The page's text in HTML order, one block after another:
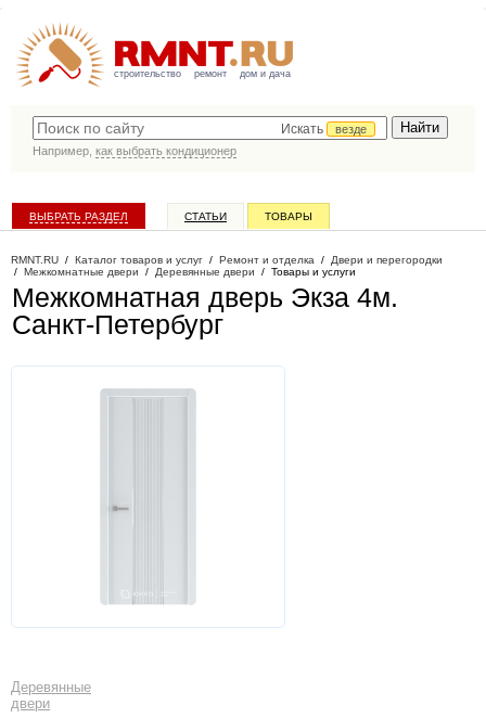
строительство ремонт дом и дача
Искать
везде
Например, как выбрать кондиционер
ВЫБРАТЬ РАЗДЕЛ СТАТЬИ ТОВАРЫ
RMNT.RU / Каталог товаров и услуг / Ремонт и отделка / Двери и перегородки
/ Межкомнатные двери / Деревянные двери / Товары и услуги
Межкомнатная дверь Экза 4м.
Санкт-Петербург
Деревянные
двери